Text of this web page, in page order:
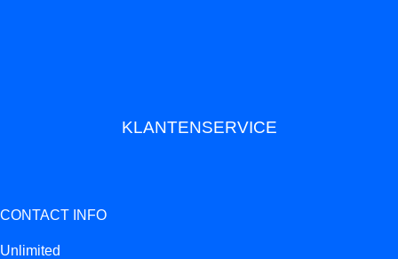
KLANTENSERVICE
CONTACT INFO
Unlimited